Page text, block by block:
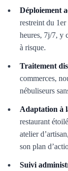
Déploiement
restreint du
heures, 7j/7, y
à risque.
Traitement
commerces,
nébuliseurs
Adaptation à
restaurant
atelier d’artisan,
son plan
Suivi